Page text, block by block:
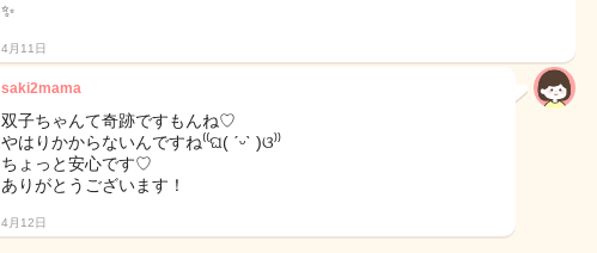
✨
4月11日
saki2mama
双子ちゃんて奇跡ですもんね♡
やはりかからないんですね⁽⁽ଘ( ˊᵕˋ )ଓ⁾⁾
ちょっと安心です♡
ありがとうございます！
4月12日